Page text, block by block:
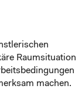
Raumsituation
machen.